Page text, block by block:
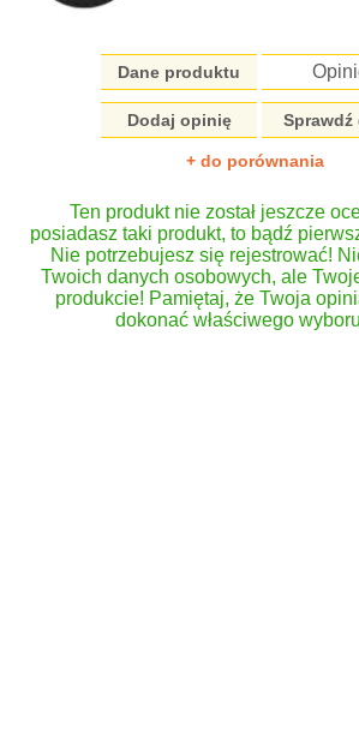
Dane produktu
Dodaj opinię Sprawdź
+ do porównania
Ten produkt nie został jeszcze
posiadasz taki produkt, to bądź
Nie potrzebujesz się rejestrować!
Twoich danych osobowych, ale
produkcie! Pamiętaj, że Twoja
dokonać właściwego